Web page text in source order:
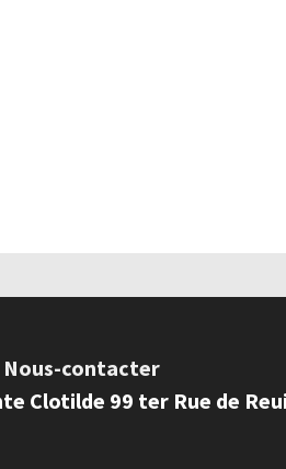
Nous-contacter
Clotilde 99 ter Rue de